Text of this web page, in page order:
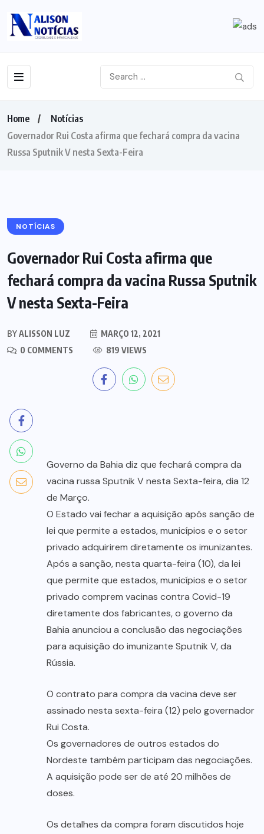
Home
Notícias
Governador Rui Costa afirma que fechará compra da vacina
Russa Sputnik V nesta Sexta-Feira
NOTÍCIAS
Governador Rui Costa afirma que
fechará compra da vacina Russa Sputnik
V nesta Sexta-Feira
BYALISSON LUZ
MARÇO 12, 2021
0 COMMENTS
819 VIEWS
Governo da Bahia diz que fechará compra da
vacina russa Sputnik V nesta Sexta-feira, dia 12
de Março.
O Estado vai fechar a aquisição após sanção de
lei que permite a estados, municípios e o setor
privado adquirirem diretamente os imunizantes.
Após a sanção, nesta quarta-feira (10), da lei
que permite que estados, municípios e o setor
privado comprem vacinas contra Covid-19
diretamente dos fabricantes, o governo da
Bahia anunciou a conclusão das negociações
para aquisição do imunizante Sputnik V, da
Rússia.
O contrato para compra da vacina deve ser
assinado nesta sexta-feira (12) pelo governador
Rui Costa.
Os governadores de outros estados do
Nordeste também participam das negociações.
A aquisição pode ser de até 20 milhões de
doses.
Os detalhes da compra foram discutidos hoje